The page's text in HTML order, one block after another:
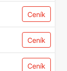
Ceník
Ceník
Ceník